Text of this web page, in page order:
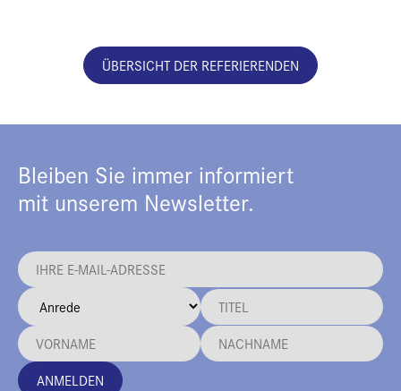
ÜBERSICHT DER REFERIERENDEN
Bleiben Sie immer informiert
mit unserem Newsletter.
ANMELDEN